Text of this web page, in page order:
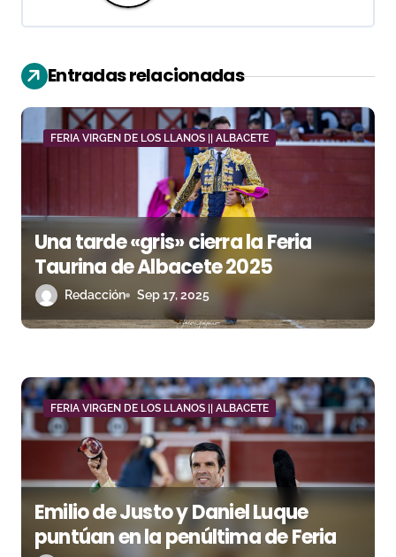
i
ó
n
d
e
n
r
d
a
Entradas relacionadas
FERIA VIRGEN DE LOS LLANOS || ALBACETE
Una tarde «gris» cierra la Feria
Taurina de Albacete 2025
Redacción Sep 17, 2025
FERIA VIRGEN DE LOS LLANOS || ALBACETE
Emilio de Justo y Daniel Luque
puntúan en la penúltima de Feria